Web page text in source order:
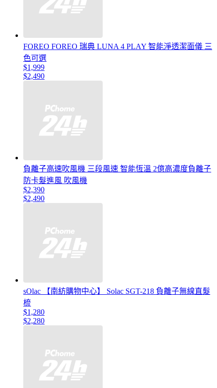
FOREO FOREO 瑞典 LUNA 4 PLAY 智能淨透潔面儀 三
色可選
$1,999
$2,490
負離子高速吹風機 三段風速 智能恆溫 2億高濃度負離子
防卡髮進風 吹風機
$2,390
$2,490
sOlac 【南紡購物中心】 Solac SGT-218 負離子無線直髮
梳
$1,280
$2,280